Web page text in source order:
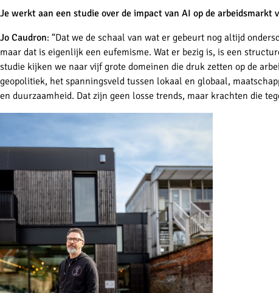
Je werkt aan een studie over de impact van AI op de arbeidsmarkt
Jo Caudron: “Dat we de schaal van wat er gebeurt nog altijd
maar dat is eigenlijk een eufemisme. Wat er bezig is, is een
studie kijken we naar vijf grote domeinen die druk zetten op de
geopolitiek, het spanningsveld tussen lokaal en globaal,
en duurzaamheid. Dat zijn geen losse trends, maar krachten die